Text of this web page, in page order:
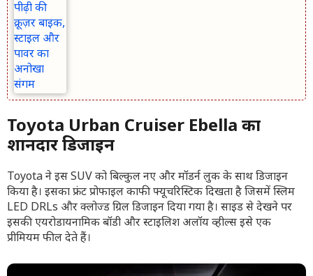
Toyota Urban Cruiser Ebella का
शानदार डिजाइन
Toyota ने इस SUV को बिल्कुल नए और मॉडर्न लुक के साथ डिजाइन
किया है। इसका फ्रंट प्रोफाइल काफी फ्यूचरिस्टिक दिखता है जिसमें स्लिम
LED DRLs और क्लोज्ड ग्रिल डिजाइन दिया गया है। साइड से देखने पर
इसकी एयरोडायनामिक बॉडी और स्टाइलिश अलॉय व्हील्स इसे एक
प्रीमियम फील देते हैं।